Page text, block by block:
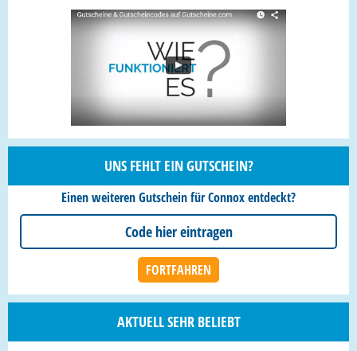
UNS FEHLT EIN GUTSCHEIN?
Einen weiteren Gutschein für Connox entdeckt?
AKTUELL SEHR BELIEBT